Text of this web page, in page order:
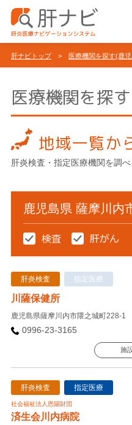
肝ナビトップ> 医療機関を探す(鹿
医療機関を探す
地域一覧か
肝炎検査・指定医療機関を調
鹿児島県 薩摩川内
肝炎検査 指定医療
川薩保健所
鹿児島県薩摩川内市隈之城町228-1
0996-23-3165
施
肝炎検査 指定医療
社会福祉法人恩賜財団
済生会川内病院